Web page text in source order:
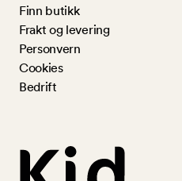
Finn butikk
Frakt og levering
Personvern
Cookies
Bedrift